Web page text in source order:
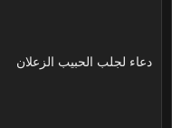
دعاء لجلب الحبيب الزعلان